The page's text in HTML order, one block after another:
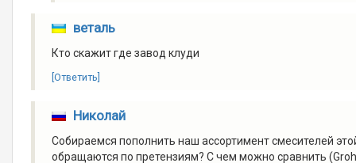
веталь
Кто скажит где завод клуди
[Ответить]
Николай
Собираемся пополнить наш ассортимент смесителей
обращаются по претензиям? С чем можно сравнить